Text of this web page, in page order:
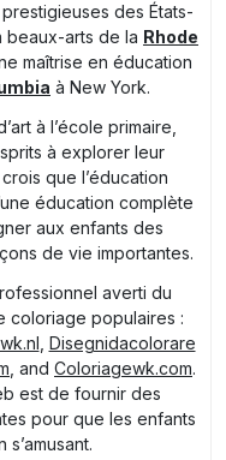
des États-
beaux-arts de la Rhode
maîtrise en éducation
à New York.
à l’école primaire,
à explorer leur
que l’éducation
éducation complète
aux enfants des
de vie importantes.
averti du
coloriage populaires :
Disegnidacolorare
, and Coloriagewk.com.
est de fournir des
pour que les enfants